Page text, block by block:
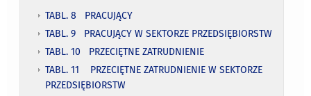
TABL. 8 PRACUJĄCY
TABL. 9 PRACUJĄCY W SEKTORZE PRZEDSIĘBIORSTW
TABL. 10 PRZECIĘTNE ZATRUDNIENIE
TABL. 11 PRZECIĘTNE ZATRUDNIENIE W SEKTORZE
PRZEDSIĘBIORSTW